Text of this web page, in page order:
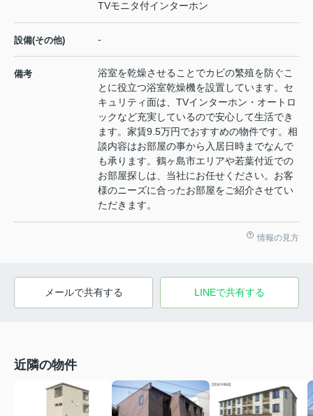
TVモニタ付インターホン
設備(その他) -
備考
浴室を乾燥させることでカビの繁殖を防ぐこ
とに役立つ浴室乾燥機を設置しています。セ
キュリティ面は、TVインターホン・オートロ
ックなど充実しているので安心して生活でき
ます。家賃9.5万円でおすすめの物件です。相
談内容はお部屋の事から入居日時までなんで
も承ります。鶴ヶ島市エリアや若葉付近での
お部屋探しは、当社にお任せください。お客
様のニーズに合ったお部屋をご紹介させてい
ただきます。
情報の見方
メールで共有する LINEで共有する
近隣の物件